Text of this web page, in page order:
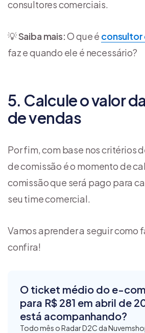
consultores comerciais.
💡Saiba mais:O que é consultor
faz e quando ele é necessário?
5. Calcule o valor
de vendas
Por fim, com base nos critérios
de comissão é o momento de
comissão que será pago para
seu time comercial.
Vamos aprender a seguir como
confira!
O ticket médio do e-
para R$ 281 em abril de
está acompanhando?
Todo mês o Radar D2C da